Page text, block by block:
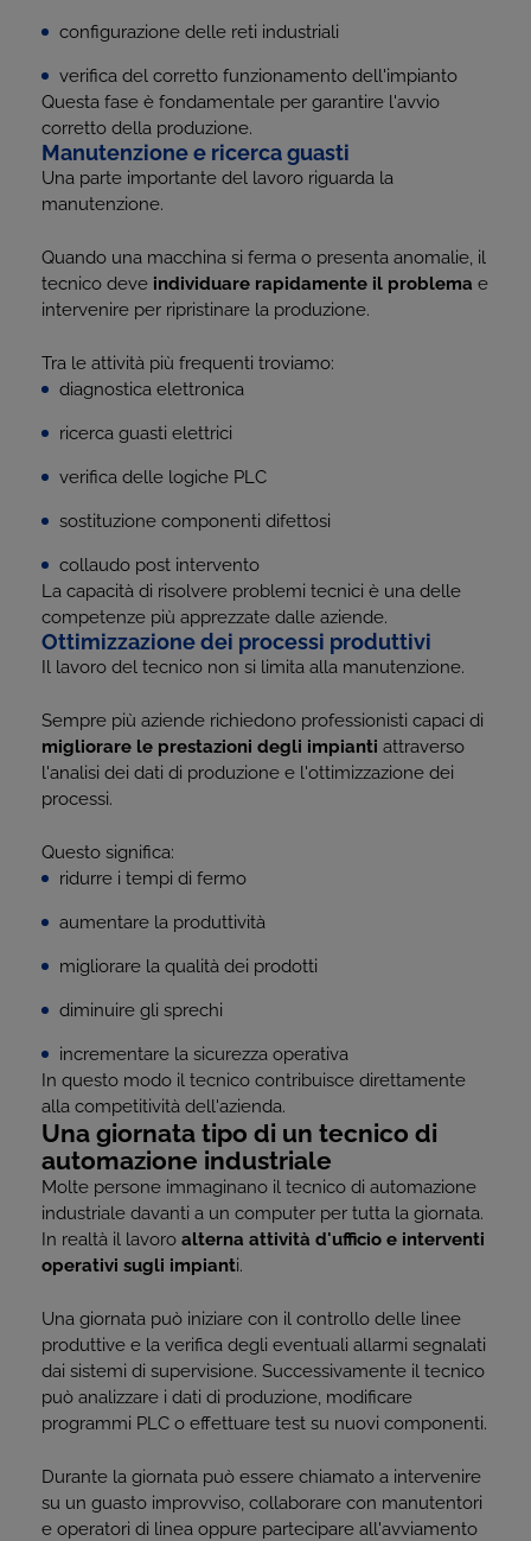
configurazione delle reti industriali
verifica del corretto funzionamento dell'impianto
Questa fase è fondamentale per garantire l'avvio
corretto della produzione.
Manutenzione e ricerca guasti
Una parte importante del lavoro riguarda la
manutenzione.
Quando una macchina si ferma o presenta anomalie, il
tecnico deve individuare rapidamente il problema e
intervenire per ripristinare la produzione.
Tra le attività più frequenti troviamo:
diagnostica elettronica
ricerca guasti elettrici
verifica delle logiche PLC
sostituzione componenti difettosi
collaudo post intervento
La capacità di risolvere problemi tecnici è una delle
competenze più apprezzate dalle aziende.
Ottimizzazione dei processi produttivi
Il lavoro del tecnico non si limita alla manutenzione.
Sempre più aziende richiedono professionisti capaci di
migliorare le prestazioni degli impianti attraverso
l'analisi dei dati di produzione e l'ottimizzazione dei
processi.
Questo significa:
ridurre i tempi di fermo
aumentare la produttività
migliorare la qualità dei prodotti
diminuire gli sprechi
incrementare la sicurezza operativa
In questo modo il tecnico contribuisce direttamente
alla competitività dell'azienda.
Una giornata tipo di un tecnico di
automazione industriale
Molte persone immaginano il tecnico di automazione
industriale davanti a un computer per tutta la giornata.
In realtà il lavoro alterna attività d'ufficio e interventi
operativi sugli impianti.
Una giornata può iniziare con il controllo delle linee
produttive e la verifica degli eventuali allarmi segnalati
dai sistemi di supervisione. Successivamente il tecnico
può analizzare i dati di produzione, modificare
programmi PLC o effettuare test su nuovi componenti.
Durante la giornata può essere chiamato a intervenire
su un guasto improvviso, collaborare con manutentori
e operatori di linea oppure partecipare all'avviamento